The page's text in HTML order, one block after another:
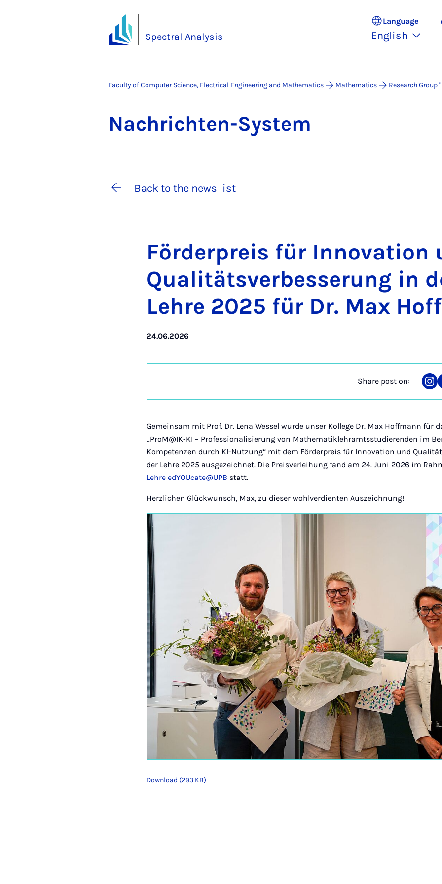
Spectral Analysis
Language
English
Faculty of Computer Science, Electrical Engineering and Mathematics Mathematics Research Group
Na­chricht­en-Sys­tem
Back to the news list
Förder­preis für In­nov­a­tion
Qual­itäts­verbesser­ung in
Lehre 2025 für Dr. Max
24.06.2026
Share post on:
on
Gemeinsam mit Prof. Dr. Lena Wessel wurde unser Kollege Dr. Max Hoffmann für
„ProM@IK-KI – Professionalisierung von Mathematiklehramtsstudierenden im
Kompetenzen durch KI-Nutzung“ mit dem Förderpreis für Innovation und
der Lehre 2025 ausgezeichnet. Die Preisverleihung fand am 24. Juni 2026 im
Lehre edYOUcate@UPB statt.
Herzlichen Glückwunsch, Max, zu dieser wohlverdienten Auszeichnung!
Download (293 KB)